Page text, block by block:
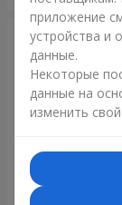
приложение
устройства и
данные.
Некоторые
данные на
изменить